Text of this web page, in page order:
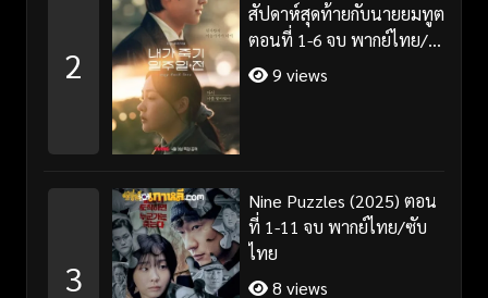
2
สัปดาห์สุดท้ายกับนายยมทูต
ตอนที่ 1-6 จบ พากย์ไทย/
ซับไทย
9 views
3
Nine Puzzles (2025) ตอน
ที่ 1-11 จบ พากย์ไทย/ซับ
ไทย
8 views